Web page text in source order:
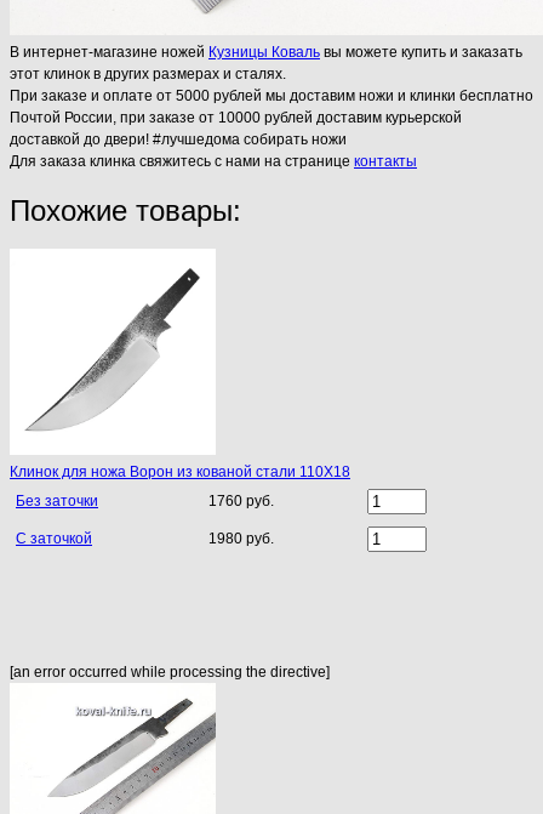
В интернет-магазине ножей Кузницы Коваль вы можете купить и заказать
этот клинок в других размерах и сталях.
При заказе и оплате от 5000 рублей мы доставим ножи и клинки бесплатно
Почтой России, при заказе от 10000 рублей доставим курьерской
доставкой до двери! #лучшедома собирать ножи
Для заказа клинка свяжитесь с нами на странице контакты
Похожие товары:
Клинок для ножа Ворон из кованой стали 110Х18
Без заточки
1760 руб.
С заточкой 1980 руб.
[an error occurred while processing the directive]